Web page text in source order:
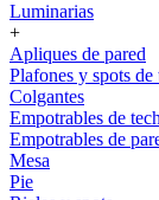
Luminarias
+
Apliques de pared
Plafones y spots de
Colgantes
Empotrables de
Empotrables de
Mesa
Pie